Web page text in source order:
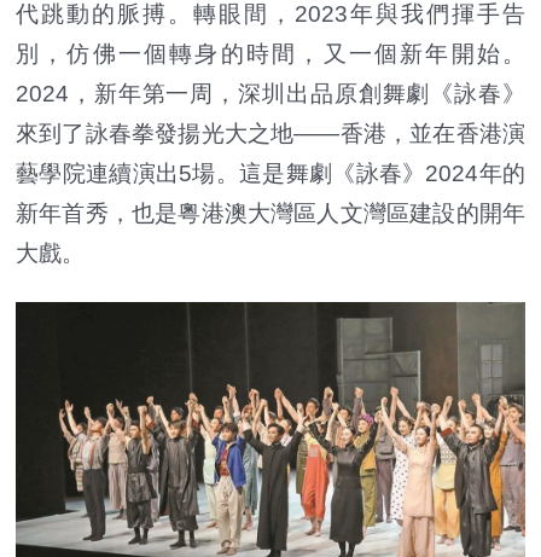
代跳動的脈搏。轉眼間，2023年與我們揮手告
別，仿佛一個轉身的時間，又一個新年開始。
2024，新年第一周，深圳出品原創舞劇《詠春》
來到了詠春拳發揚光大之地——香港，並在香港演
藝學院連續演出5場。這是舞劇《詠春》2024年的
新年首秀，也是粵港澳大灣區人文灣區建設的開年
大戲。